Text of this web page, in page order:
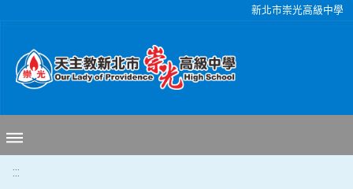
新北市崇光高級中學
:::